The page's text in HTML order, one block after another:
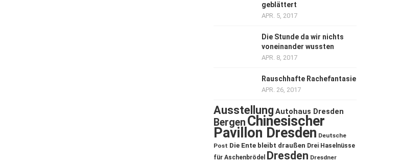
geblättert
APR. 5, 2017
Die Stunde da wir nichts
voneinander wussten
APR. 8, 2017
Rauschhafte Rachefantasie
APR. 26, 2017
Ausstellung Autohaus Dresden
Bergen Chinesischer
Pavillon Dresden Deutsche
Post Die Ente bleibt draußen Drei Haselnüsse
für Aschenbrödel
Dresden Dresdner